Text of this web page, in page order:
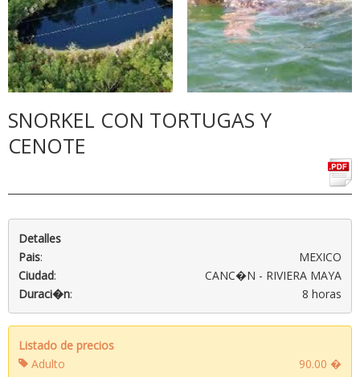
SNORKEL CON TORTUGAS Y
CENOTE
Detalles
Pais:
MEXICO
Ciudad:
CANC�N - RIVIERA MAYA
Duraci�n: 8 horas
Listado de precios
Adulto
90.00 �